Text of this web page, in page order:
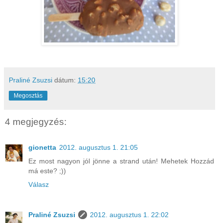
Praliné Zsuzsi dátum: 15:20
Megosztás
4 megjegyzés:
gionetta 2012. augusztus 1. 21:05
Ez most nagyon jól jönne a strand után! Mehetek Hozzád
má este? ;))
Válasz
Praliné Zsuzsi
2012. augusztus 1. 22:02